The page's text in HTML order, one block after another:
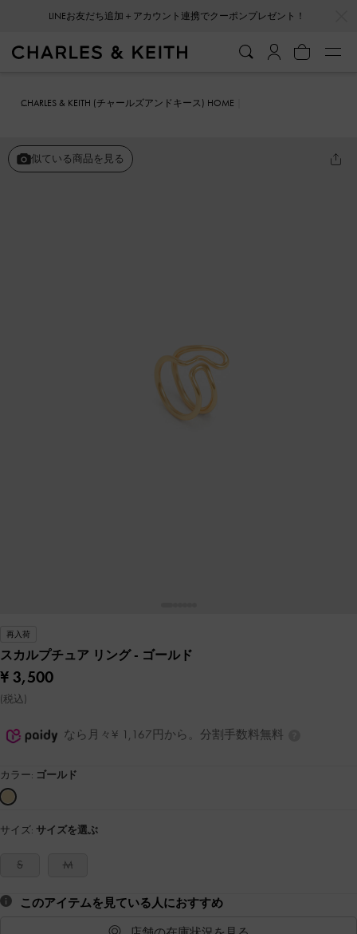
CHARLES & KEITH (チャールズアンドキース) HOME
似ている商品を見る
再入荷
スカルプチュア リング- ゴールド
¥ 3,500
(税込)
なら月々¥ 1,167円から。分割手数料無料
カラー: ゴールド
サイズ: サイズを選ぶ
S M
このアイテムを見ている人におすすめ